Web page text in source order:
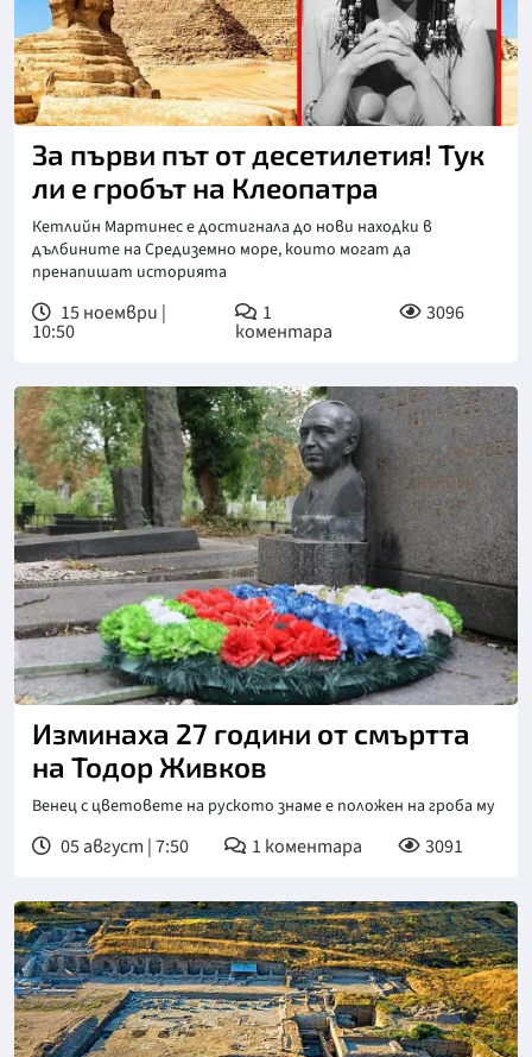
За първи път от десетилетия! Тук
ли е гробът на Клеопатра
Кетлийн Мартинес е достигнала до нови находки в
дълбините на Средиземно море, които могат да
пренапишат историята
15 ноември |
10:50
1
коментара
3096
Снимка: БГНЕС
Изминаха 27 години от смъртта
на Тодор Живков
Венец с цветовете на руското знаме е положен на гроба му
05 август | 7:50 1 коментара 3091